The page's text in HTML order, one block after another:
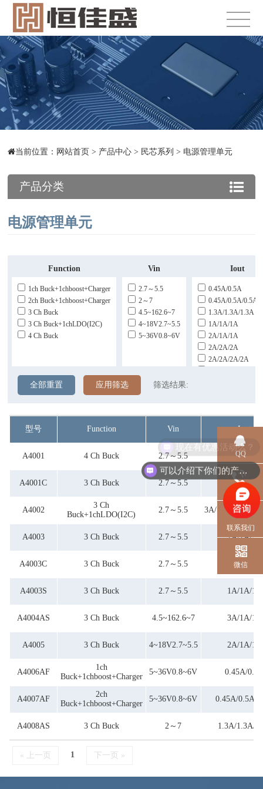
当前位置： 网站首页 > 产品中心 > 民芯系列 > 电源管理单元
产品分类
电源管理单元
Function Vin Iout
1ch Buck+1chboost+charger
2ch Buck+1chboost+charger
3 Ch Buck
3 Ch Buck+1chLDO(I2C)
4 Ch Buck
2.7～5.5
2～7
4.5~162.6~7
4~18V2.7~5.5
5~36V0.8~6V
0.45A/0.5A
0.45A/0.5A/0.5A
1.3A/1.3A/1.3A
1A/1A/1A
2A/1A/1A
2A/2A/2A
2A/2A/2A/2A
全部重置 应用筛选 筛选结果:
型号 Function Vin Iout
A4001 4 Ch Buck 2.7～5.5 2A/2A/2A/
A4001C 3 Ch Buck 2.7～5.5 3A/2A/2A
A4002
3 Ch
Buck+1chLDO(I2C)
2.7～5.5 3A/1.5A/2A/
A4003 3 Ch Buck 2.7～5.5 2A/2A/2A
A4003C 3 Ch Buck 2.7～5.5 1A/1A/1A
A4003S 3 Ch Buck 2.7～5.5 1A/1A/1A
A4004AS 3 Ch Buck 4.5~162.6~7 3A/1A/1A
A4005 3 Ch Buck 4~18V2.7~5.5 2A/1A/1A
A4006AF
1ch
Buck+1chboost+charger
5~36V0.8~6V 0.45A/
A4007AF
2ch
Buck+1chboost+charger
5~36V0.8~6V 0.45A/0.5A/
A4008AS 3 Ch Buck 2～7 1.3A/1.3A/
« 上一页 1 下一页 »
QQ
电话
联系我们
微信
可以介绍下你们的产品么？
现在有优惠活动么？